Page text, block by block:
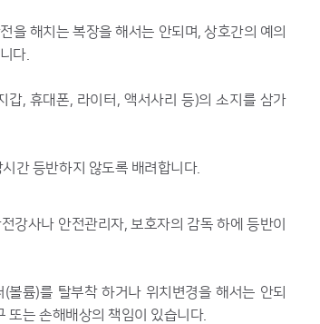
을 해치는 복장을 해서는 안되며, 상호간의 예의
다.
갑, 휴대폰, 라이터, 액서사리 등)의 소지를 삼가
간 등반하지 않도록 배려합니다.
강사나 안전관리자, 보호자의 감독 하에 등반이
볼륨)를 탈부착 하거나 위치변경을 해서는 안되
또는 손해배상의 책임이 있습니다.